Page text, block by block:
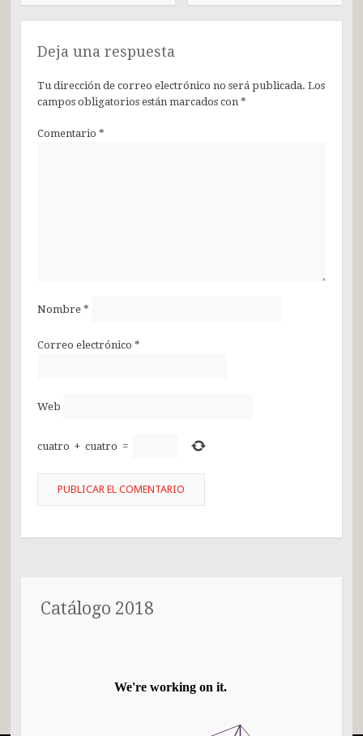
Deja una respuesta
Tu dirección de correo electrónico no será publicada. Los
campos obligatorios están marcados con *
Comentario *
Nombre *
Correo electrónico *
Web
cuatro + cuatro =
Catálogo 2018